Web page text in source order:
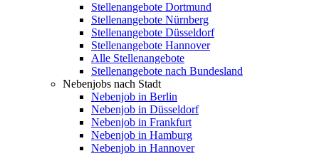
Stellenangebote Dortmund
Stellenangebote Nürnberg
Stellenangebote Düsseldorf
Stellenangebote Hannover
Alle Stellenangebote
Stellenangebote nach Bundesland
Nebenjobs nach Stadt
Nebenjob in Berlin
Nebenjob in Düsseldorf
Nebenjob in Frankfurt
Nebenjob in Hamburg
Nebenjob in Hannover